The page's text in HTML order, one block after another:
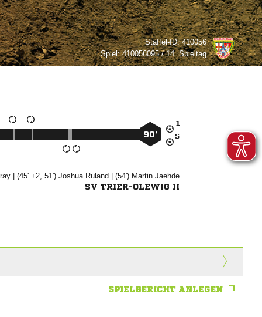
Staffel-ID:410056
Spiel:410056095 / 14. Spieltag


90’
| (45' +2, 51')  | (54')  
SV TRIER-OLEWIG II
SPIELBERICHT ANLEGEN